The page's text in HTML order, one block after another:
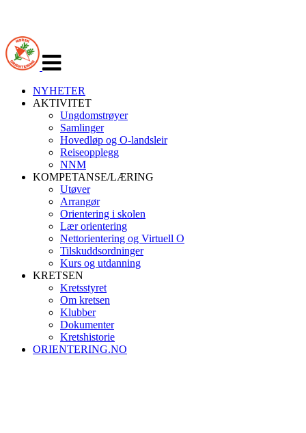
navigasjon
NYHETER
AKTIVITET
Ungdomstrøyer
Samlinger
Hovedløp og O-landsleir
Reiseopplegg
NNM
KOMPETANSE/LÆRING
Utøver
Arrangør
Orientering i skolen
Lær orientering
Nettorientering og Virtuell O
Tilskuddsordninger
Kurs og utdanning
KRETSEN
Kretsstyret
Om kretsen
Klubber
Dokumenter
Kretshistorie
ORIENTERING.NO